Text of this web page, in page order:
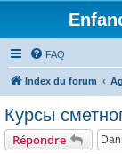
FAQ
Index du forum
Курсы
Répondre